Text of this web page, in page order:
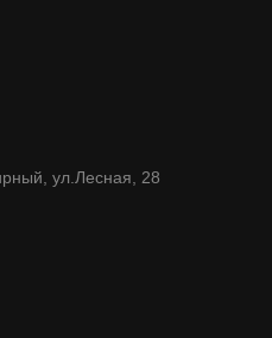
ул.Лесная, 28